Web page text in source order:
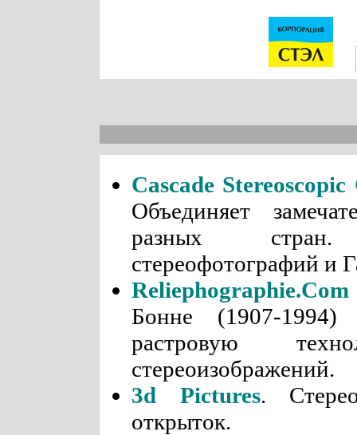
Cascade
Объединяет
разных
стереофотографий и
Reliephographie.Com
Бонне (1907-1994)
растровую
стереоизображений.
3d Pictures.
открыток.